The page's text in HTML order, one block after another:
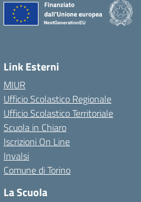
Link Esterni
MIUR
Ufficio Scolastico Regionale
Ufficio Scolastico Territoriale
Scuola in Chiaro
Iscrizioni On Line
Invalsi
Comune di Torino
La Scuola